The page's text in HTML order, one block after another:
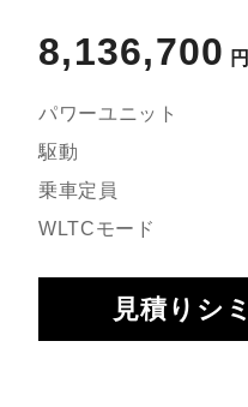
8,136,700 円
パワーユニット
駆動
乗車定員
WLTCモード
見積りシ